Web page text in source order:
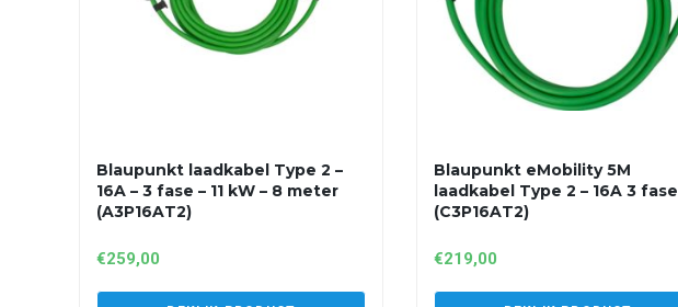
Blaupunkt laadkabel Type 2 –
16A – 3 fase – 11 kW – 8 meter
(A3P16AT2)
€259,00
Blaupunkt eMobility 5M
laadkabel Type 2 – 16A 3 fase
(C3P16AT2)
€219,00